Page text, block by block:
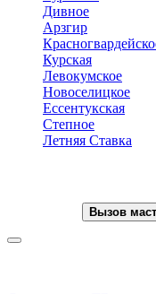
Дивное
Арзгир
Курская
Левокумское
Новоселицкое
Ессентукская
Степное
Летняя Ставка
Вызов
Toggle